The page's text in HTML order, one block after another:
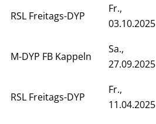
RSL Freitags-DYP
Fr.,
03.10.2025
M-DYP FB Kappeln
Sa.,
27.09.2025
RSL Freitags-DYP
Fr.,
11.04.2025